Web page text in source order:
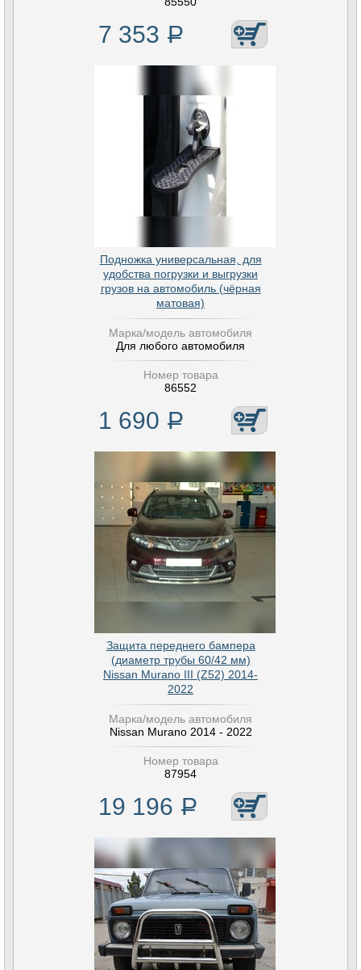
7 353 Р
Подножка универсальная, для
удобства погрузки и выгрузки
грузов на автомобиль (чёрная
матовая)
Марка/модель автомобиля
Для любого автомобиля
Номер товара
86552
1 690 Р
Защита переднего бампера
(диаметр трубы 60/42 мм)
Nissan Murano III (Z52) 2014-
2022
Марка/модель автомобиля
Nissan Murano 2014 - 2022
Номер товара
87954
19 196 Р